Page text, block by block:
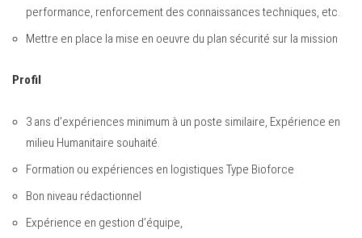
performance, renforcement des connaissances techniques, etc.
Mettre en place la mise en oeuvre du plan sécurité sur la mission
Profil
3 ans d’expériences minimum à un poste similaire, Expérience en
milieu Humanitaire souhaité.
Formation ou expériences en logistiques Type Bioforce
Bon niveau rédactionnel
Expérience en gestion d’équipe,